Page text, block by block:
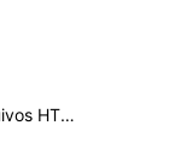
Como converter Chrome Bookmarks em arquivos HTML